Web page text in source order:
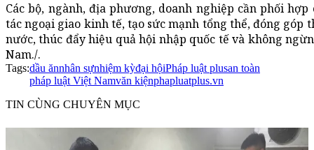
Các bộ, ngành, địa phương, doanh nghiệp cần phối
tác ngoại giao kinh tế, tạo sức mạnh tổng thể, đóng góp
nước, thúc đẩy hiệu quả hội nhập quốc tế và không
Nam./.
Tags:dầu ănnhân sựnhiệm kỳđại hộiPháp luật plusan toàn
pháp luật Việt Namvăn kiệnphapluatplus.vn
TIN CÙNG CHUYÊN MỤC